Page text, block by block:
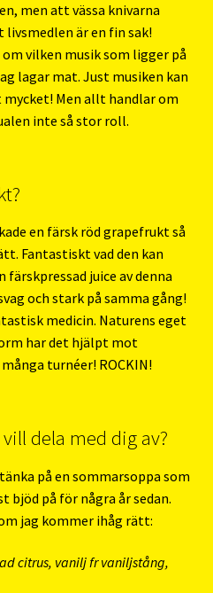
men att vässa knivarna
är en fin sak!
vilken musik som ligger på
lagar mat. Just musiken kan
Men allt handlar om
inte så stor roll.
en färsk röd grapefrukt så
Fantastiskt vad den kan
juice av denna
och stark på samma gång!
medicin. Naturens eget
har det hjälpt mot
turnéer! ROCKIN!
dela med dig av?
på en sommarsoppa som
bjöd på för några år sedan.
jag kommer ihåg rätt:
citrus, vanilj fr vaniljstång,